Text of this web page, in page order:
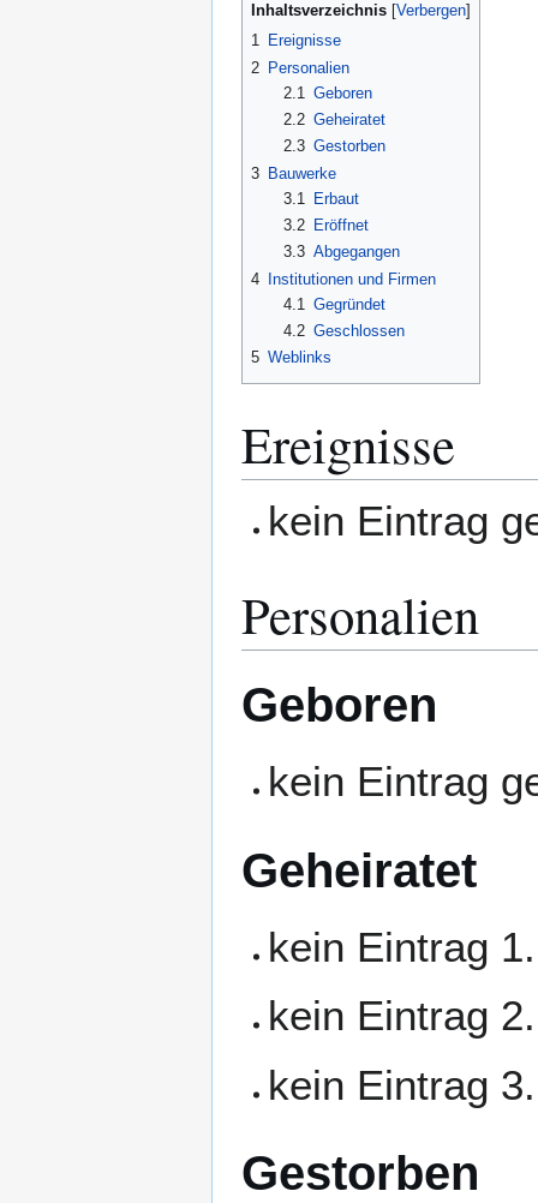
Inhaltsverzeichnis
1 Ereignisse
2 Personalien
2.1 Geboren
2.2 Geheiratet
2.3 Gestorben
3 Bauwerke
3.1
Erbaut
3.2
Eröffnet
3.3 Abgegangen
4 Institutionen und Firmen
4.1 Gegründet
4.2 Geschlossen
5 Weblinks
Ereignisse
kein Eintrag
Personalien
Geboren
kein Eintrag
Geheiratet
kein Eintrag
kein Eintrag
kein Eintrag
Gestorben